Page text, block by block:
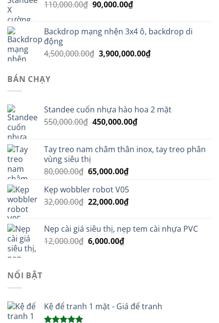
40,000.00₫.
110,000.00₫ Giá
110,000.00₫.
90,000.00₫Giá
là:
Backdrop mạng nhện 3x4 ô, backdrop di
động
4,500,000.00₫ Giá
3,900,000.00₫Giá
BÁN CHẠY
Standee cuốn nhựa hào hoa 2 mặt
550,000.00₫ Giá
550,000.00₫.
450,000.00₫Giá
là:
Tay treo nam châm thân inox, tay treo phân
vùng siêu thị
80,000.00₫ Giá
là:
80,000.00₫.
65,000.00₫Giá
tại
là:
Kẹp wobbler robot V05
32,000.00₫ Giá
32,000.00₫.
22,000.00₫Giá
là:
Nẹp cài giá siêu thị, nẹp tem cài nhựa PVC
12,000.00₫ Giá
6,000.00₫Giá
NỔI BẬT
Kệ để tranh 1 mặt - Giá để tranh